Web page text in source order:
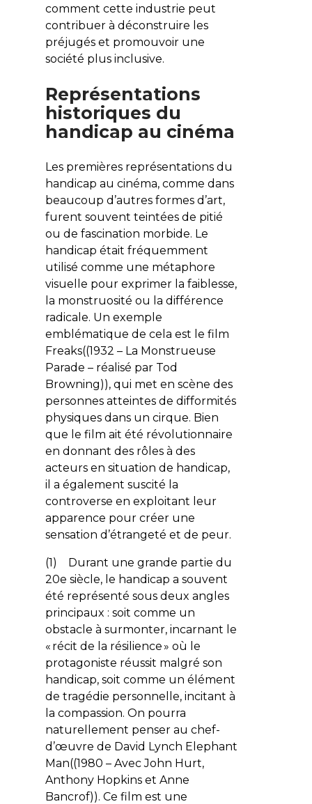
comment cette industrie peut
contribuer à déconstruire les
préjugés et promouvoir une
société plus inclusive.
Représentations
historiques du
handicap au cinéma
Les premières représentations du
handicap au cinéma, comme dans
beaucoup d’autres formes d’art,
furent souvent teintées de pitié
ou de fascination morbide. Le
handicap était fréquemment
utilisé comme une métaphore
visuelle pour exprimer la faiblesse,
la monstruosité ou la différence
radicale. Un exemple
emblématique de cela est le film
Freaks((1932 – La Monstrueuse
Parade – réalisé par Tod
Browning)), qui met en scène des
personnes atteintes de difformités
physiques dans un cirque. Bien
que le film ait été révolutionnaire
en donnant des rôles à des
acteurs en situation de handicap,
il a également suscité la
controverse en exploitant leur
apparence pour créer une
sensation d’étrangeté et de peur.
(1) Durant une grande partie du
20e siècle, le handicap a souvent
été représenté sous deux angles
principaux : soit comme un
obstacle à surmonter, incarnant le
« récit de la résilience » où le
protagoniste réussit malgré son
handicap, soit comme un élément
de tragédie personnelle, incitant à
la compassion. On pourra
naturellement penser au chef-
d’œuvre de David Lynch Elephant
Man((1980 – Avec John Hurt,
Anthony Hopkins et Anne
Bancrof)). Ce film est une